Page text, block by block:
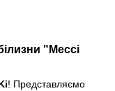
"Мессі
! Представляємо